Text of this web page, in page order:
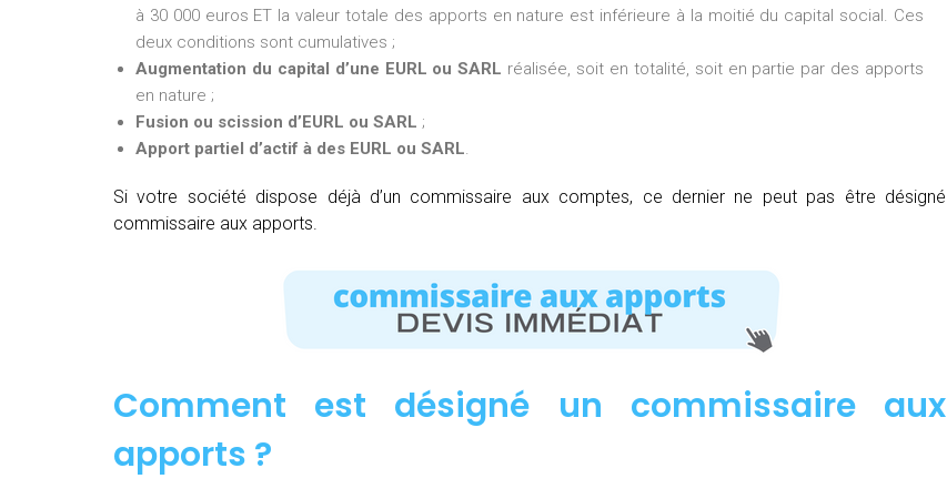
à 30 000 euros ET la valeur totale des apports en nature est inférieure à la moitié du capital social. Ces
deux conditions sont cumulatives ;
Augmentation du capital d’une EURL ou SARL réalisée, soit en totalité, soit en partie par des apports
en nature ;
Fusion ou scission d’EURL ou SARL ;
Apport partiel d’actif à des EURL ou SARL.
Si votre société dispose déjà d’un commissaire aux comptes, ce dernier ne peut pas être désigné
commissaire aux apports.
Comment est désigné un commissaire aux
apports ?